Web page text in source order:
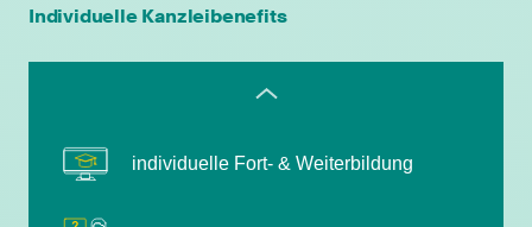
Individuelle Kanzleibenefits
leistungsgerechte Bezahlung
flexible Arbeitszeiten
individuelle Fort- & Weiterbildung